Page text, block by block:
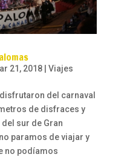
21, 2018| Viajes
del carnaval
de disfraces y
sur de Gran
paramos de viajar y
no podíamos